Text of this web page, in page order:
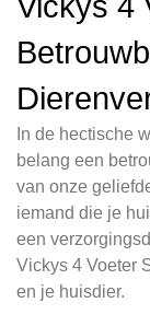
In de hectische
belang een
van onze
iemand die je
een
Vickys 4 Voeter
en je huisdier.